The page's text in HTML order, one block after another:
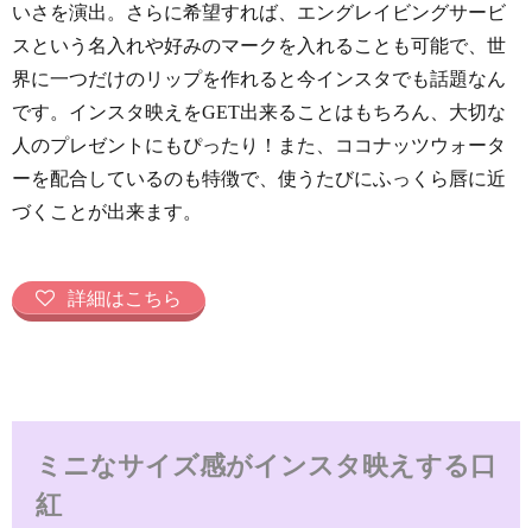
いさを演出。さらに希望すれば、エングレイビングサービ
スという名入れや好みのマークを入れることも可能で、世
界に一つだけのリップを作れると今インスタでも話題なん
です。インスタ映えをGET出来ることはもちろん、大切な
人のプレゼントにもぴったり！また、ココナッツウォータ
ーを配合しているのも特徴で、使うたびにふっくら唇に近
づくことが出来ます。
詳細はこちら
ミニなサイズ感がインスタ映えする口
紅